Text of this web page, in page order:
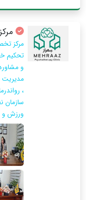
مرکز
تحکیم
و
مدیریت
،
سازمان
ورزش و